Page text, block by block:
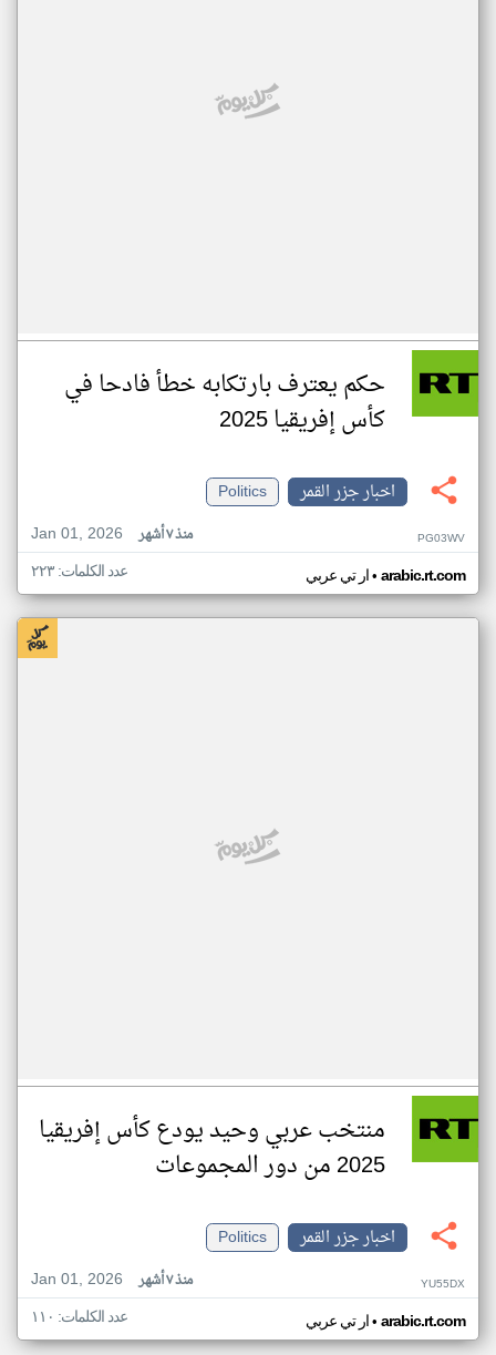
حكم يعترف بارتكابه خطأ فادحا في
كأس إفريقيا 2025
اخبار جزر القمر
Politics
Jan 01, 2026
منذ ٧ أشهر PG03WV
ار تي عربي• arabic.rt.com عدد الكلمات: ٢٢٣
منتخب عربي وحيد يودع كأس إفريقيا
2025 من دور المجموعات
اخبار جزر القمر
Politics
Jan 01, 2026
منذ ٧ أشهر YU55DX
ار تي عربي• arabic.rt.com عدد الكلمات: ١١٠